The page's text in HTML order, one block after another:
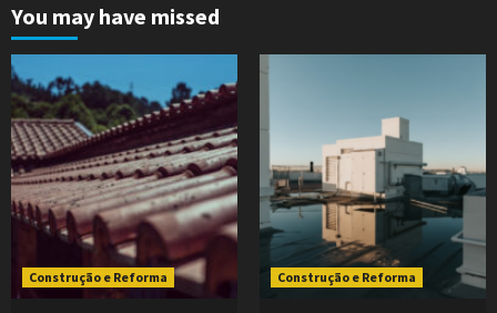
You may have missed
Construção e Reforma Construção e Reforma